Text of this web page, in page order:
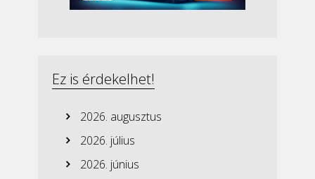
Ez is érdekelhet!
2026. augusztus
2026. július
2026. június